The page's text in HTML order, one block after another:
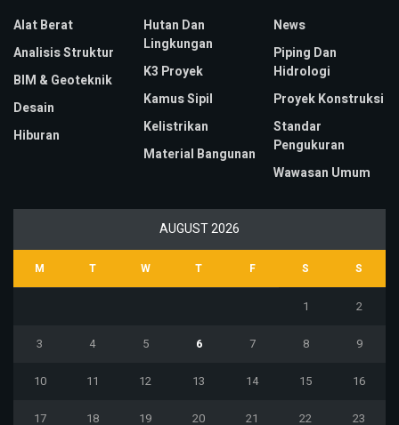
Alat Berat
Analisis Struktur
BIM & Geoteknik
Desain
Hiburan
Hutan Dan
Lingkungan
K3 Proyek
Kamus Sipil
Kelistrikan
Material Bangunan
News
Piping Dan
Hidrologi
Proyek Konstruksi
Standar
Pengukuran
Wawasan Umum
AUGUST 2026
M T W T F S S
1 2
3 4 5 6 7 8 9
10 11 12 13 14 15 16
17 18 19 20 21 22 23